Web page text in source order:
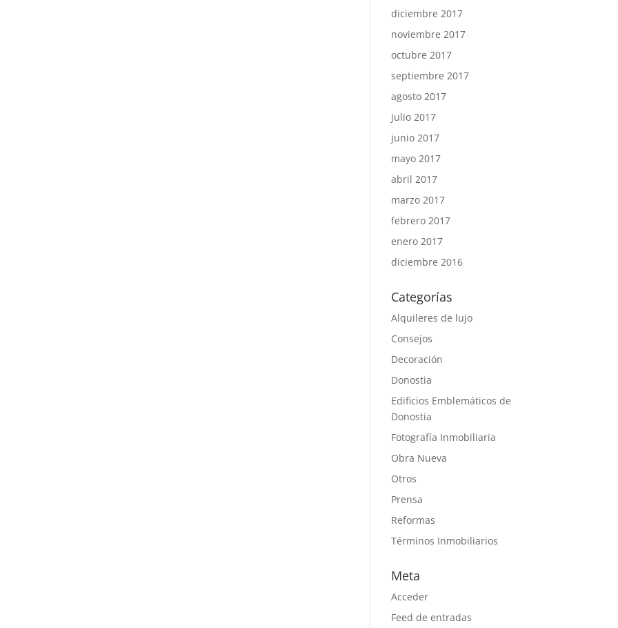
diciembre 2017
noviembre 2017
octubre 2017
septiembre 2017
agosto 2017
julio 2017
junio 2017
mayo 2017
abril 2017
marzo 2017
febrero 2017
enero 2017
diciembre 2016
Categorías
Alquileres de lujo
Consejos
Decoración
Donostia
Edificios Emblemáticos de
Donostia
Fotografía Inmobiliaria
Obra Nueva
Otros
Prensa
Reformas
Términos Inmobiliarios
Meta
Acceder
Feed de entradas